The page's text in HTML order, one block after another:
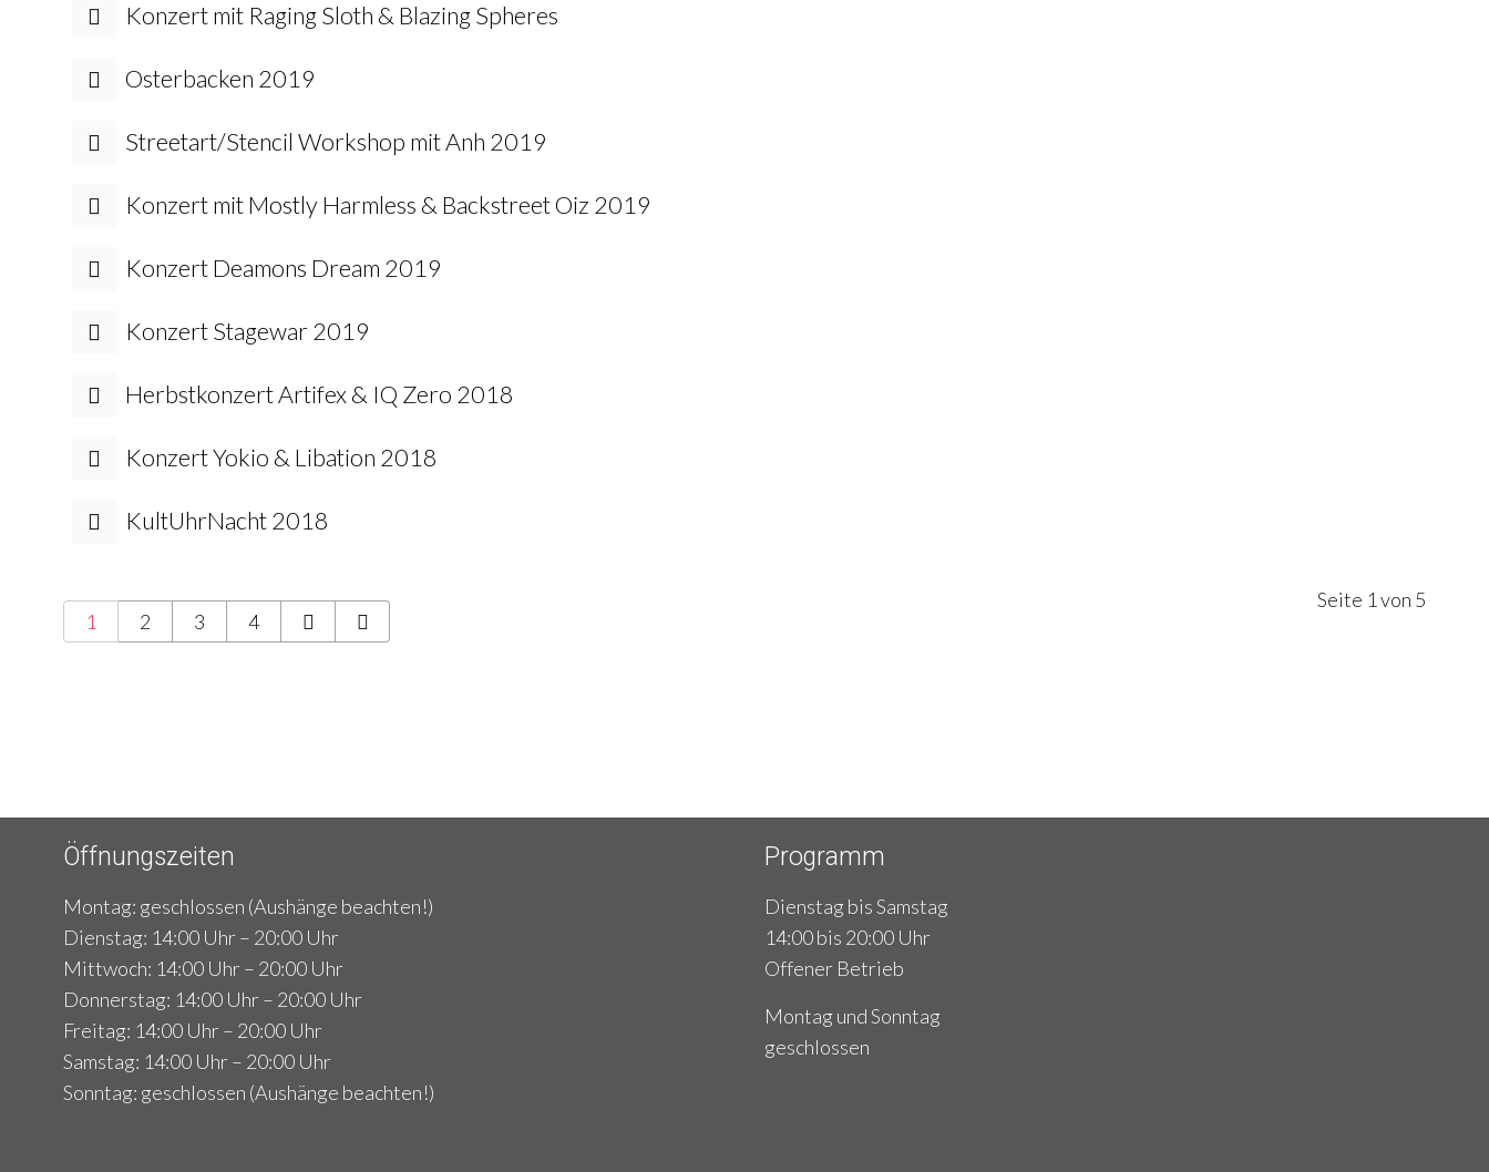
Konzert mit Raging Sloth & Blazing Spheres
Osterbacken 2019
Streetart/Stencil Workshop mit Anh 2019
Konzert mit Mostly Harmless & Backstreet Oiz 2019
Konzert Deamons Dream 2019
Konzert Stagewar 2019
Herbstkonzert Artifex & IQ Zero 2018
Konzert Yokio & Libation 2018
KultUhrNacht 2018
Seite 1 von 5
1
2 3 4
Öffnungszeiten
Montag: geschlossen (Aushänge beachten!)
Dienstag: 14:00 Uhr – 20:00 Uhr
Mittwoch: 14:00 Uhr – 20:00 Uhr
Donnerstag: 14:00 Uhr – 20:00 Uhr
Freitag: 14:00 Uhr – 20:00 Uhr
Samstag: 14:00 Uhr – 20:00 Uhr
Sonntag: geschlossen (Aushänge beachten!)
Programm
Dienstag bis Samstag
14:00 bis 20:00 Uhr
Offener Betrieb
Montag und Sonntag
geschlossen